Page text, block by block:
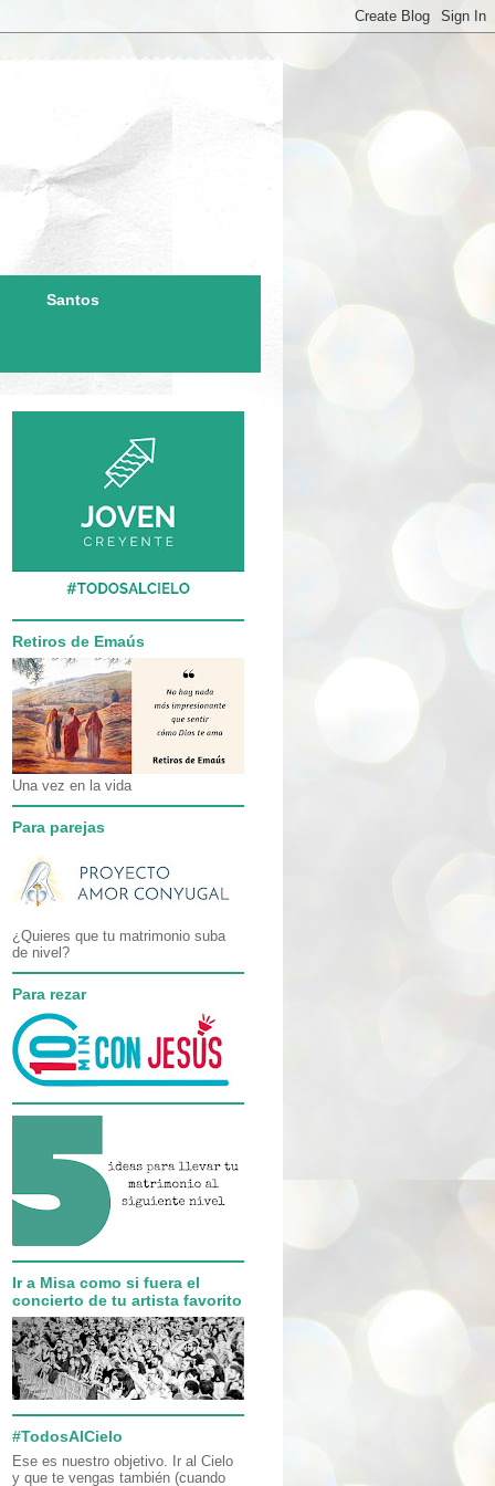
Santos
Retiros de Emaús
Una vez en la vida
Para parejas
¿Quieres que tu matrimonio suba
de nivel?
Para rezar
Ir a Misa como si fuera el
concierto de tu artista favorito
#TodosAlCielo
Ese es nuestro objetivo. Ir al Cielo
y que te vengas también (cuando